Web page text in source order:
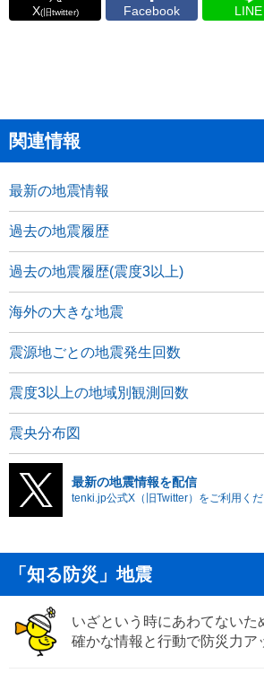
X(旧twitter) Facebook LINE
関連情報
最新の地震情報
過去の地震履歴
過去の地震履歴(震度3以上)
海外の大きな地震
震源地ごとの地震発生回数
震度3以上の地域別観測回数
震央分布図
最新の地震情報を配信
tenki.jp公式X（旧Twitter）をご利用くだ
「知る防災」地震
いざという時にあわてないた
確かな情報と行動で防災力ア